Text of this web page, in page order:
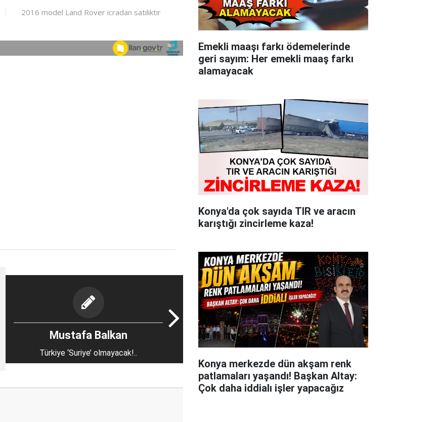
Mustafa Balkan
Türkiye ‘Suriye’ olmayacak!..
Emekli maaşı farkı ödemelerinde
geri sayım: Her emekli maaş farkı
alamayacak
Konya'da çok sayıda TIR ve aracın
karıştığı zincirleme kaza!
Konya merkezde dün akşam renk
patlamaları yaşandı! Başkan Altay:
Çok daha iddialı işler yapacağız